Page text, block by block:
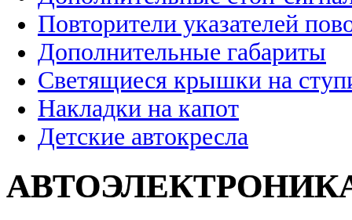
Повторители указателей
Дополнительные габариты
Светящиеся крышки на
Накладки на капот
Детские автокресла